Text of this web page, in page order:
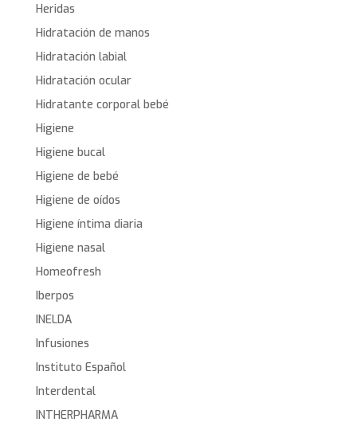
Heridas
Hidratación de manos
Hidratación labial
Hidratación ocular
Hidratante corporal bebé
Higiene
Higiene bucal
Higiene de bebé
Higiene de oídos
Higiene íntima diaria
Higiene nasal
Homeofresh
Iberpos
INELDA
Infusiones
Instituto Español
Interdental
INTHERPHARMA